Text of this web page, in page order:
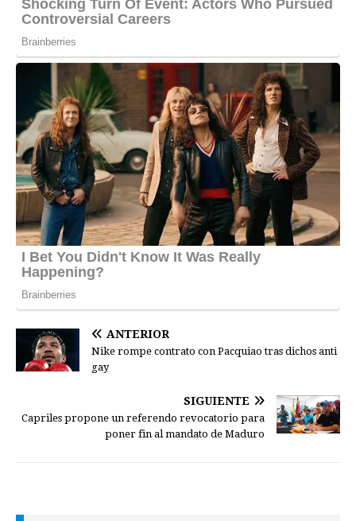
ANTERIOR
Nike rompe contrato con Pacquiao tras dichos anti
gay
SIGUIENTE
Capriles propone un referendo revocatorio para
poner fin al mandato de Maduro